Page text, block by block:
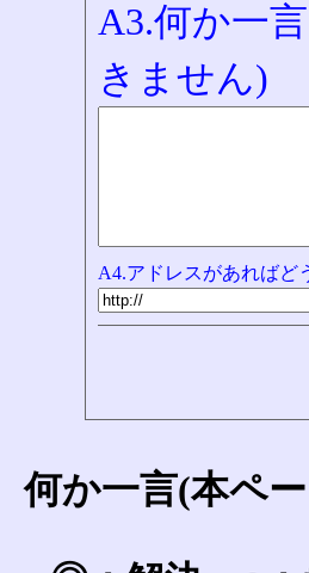
A3.何か一
きません)
A4.アドレスがあればど
何か一言(本ペ